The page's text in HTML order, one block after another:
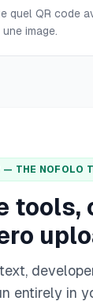
quel QR code
image.
— THE NOFOLO
tools,
entirely in